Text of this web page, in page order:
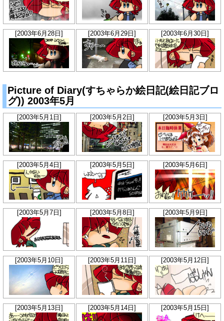
[2003年6月28日] [2003年6月29日] [2003年6月30日]
Picture of Diary(すちゃらか絵日記(絵日記ブロ
グ)) 2003年5月
[2003年5月1日] [2003年5月2日] [2003年5月3日]
[2003年5月4日] [2003年5月5日] [2003年5月6日]
[2003年5月7日] [2003年5月8日] [2003年5月9日]
[2003年5月10日] [2003年5月11日] [2003年5月12日]
[2003年5月13日] [2003年5月14日] [2003年5月15日]